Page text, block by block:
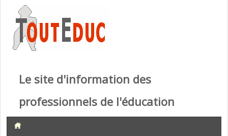
Le site d'information des
professionnels de l'éducation